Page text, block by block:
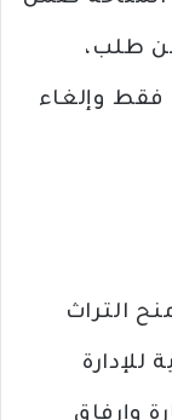
طلب،
فقط وإلغاء
التراث
للإدارة